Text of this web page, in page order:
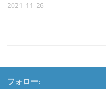
2021-11-26
フォロー: